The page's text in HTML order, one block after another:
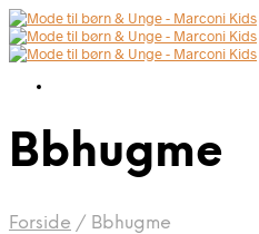
Bbhugme
Forside / Bbhugme